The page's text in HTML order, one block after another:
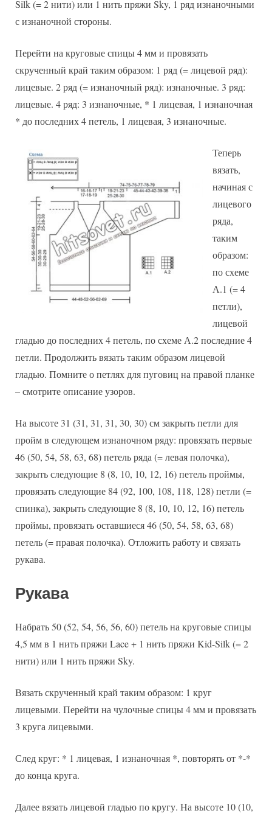
Silk (= 2 нити) или 1 нить пряжи Sky, 1 ряд изнаночными
с изнаночной стороны.
Перейти на круговые спицы 4 мм и провязать
скрученный край таким образом: 1 ряд (= лицевой ряд):
лицевые. 2 ряд (= изнаночный ряд): изнаночные. 3 ряд:
лицевые. 4 ряд: 3 изнаночные, * 1 лицевая, 1 изнаночная
* до последних 4 петель, 1 лицевая, 3 изнаночные.
Теперь
вязать,
начиная с
лицевого
ряда,
таким
образом:
по схеме
А.1 (= 4
петли),
лицевой
гладью до последних 4 петель, по схеме А.2 последние 4
петли. Продолжить вязать таким образом лицевой
гладью. Помните о петлях для пуговиц на правой планке
– смотрите описание узоров.
На высоте 31 (31, 31, 31, 30, 30) см закрыть петли для
пройм в следующем изнаночном ряду: провязать первые
46 (50, 54, 58, 63, 68) петель ряда (= левая полочка),
закрыть следующие 8 (8, 10, 10, 12, 16) петель проймы,
провязать следующие 84 (92, 100, 108, 118, 128) петли (=
спинка), закрыть следующие 8 (8, 10, 10, 12, 16) петель
проймы, провязать оставшиеся 46 (50, 54, 58, 63, 68)
петель (= правая полочка). Отложить работу и связать
рукава.
Рукава
Набрать 50 (52, 54, 56, 56, 60) петель на круговые спицы
4,5 мм в 1 нить пряжи Lace + 1 нить пряжи Kid-Silk (= 2
нити) или 1 нить пряжи Sky.
Вязать скрученный край таким образом: 1 круг
лицевыми. Перейти на чулочные спицы 4 мм и провязать
3 круга лицевыми.
След круг: * 1 лицевая, 1 изнаночная *, повторять от *-*
до конца круга.
Далее вязать лицевой гладью по кругу. На высоте 10 (10,